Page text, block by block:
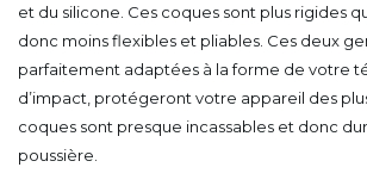
et du silicone. Ces coques sont plus rigides
donc moins flexibles et pliables. Ces deux
parfaitement adaptées à la forme de votre
d’impact, protégeront votre appareil des
coques sont presque incassables et donc
poussière.